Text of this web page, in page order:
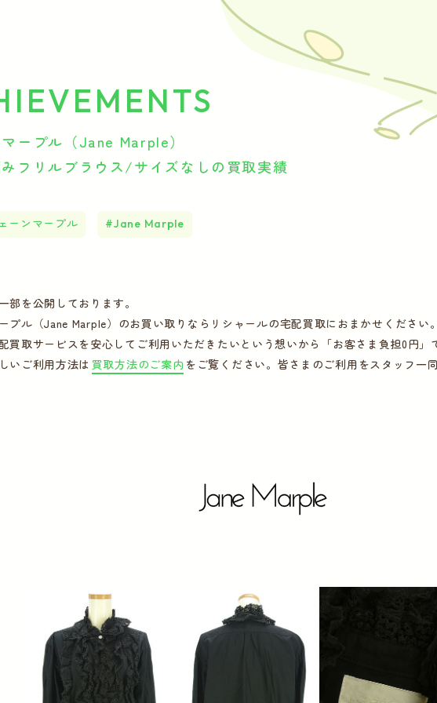
ープル（Jane Marple）
フリルブラウス/サイズなしの買取実績
ーンマープル Jane Marple
部を公開しております。
プル（Jane Marple）のお買い取りならリシャールの宅配買取におまかせください。
買取サービスを安心してご利用いただきたいという想いから「お客さま負担0円」
いご利用方法は 買取方法のご案内 をご覧ください。皆さまのご利用をスタッフ一